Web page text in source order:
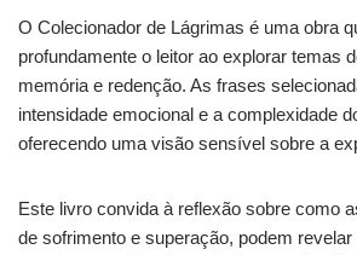
O Colecionador de Lágrimas é uma obra
profundamente o leitor ao explorar temas
memória e redenção. As frases
intensidade emocional e a complexidade
oferecendo uma visão sensível sobre a
Este livro convida à reflexão sobre como
de sofrimento e superação, podem